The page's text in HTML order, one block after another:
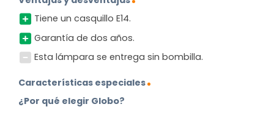
Tiene un casquillo E14.
Garantía de dos años.
Esta lámpara se entrega sin bombilla.
Características especiales
¿Por qué elegir Globo?